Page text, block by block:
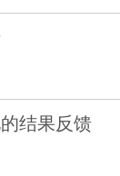
结果反馈